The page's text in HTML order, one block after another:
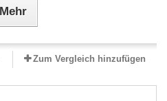
Mehr
Zum Vergleich hinzufügen